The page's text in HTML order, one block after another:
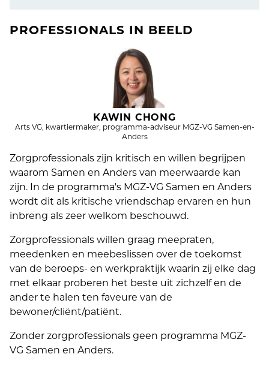
PROFESSIONALS IN BEELD
KAWIN CHONG
Arts VG, kwartiermaker, programma-adviseur MGZ-VG Samen-en-
Anders
Zorgprofessionals zijn kritisch en willen begrijpen
waarom Samen en Anders van meerwaarde kan
zijn. In de programma's MGZ-VG Samen en Anders
wordt dit als kritische vriendschap ervaren en hun
inbreng als zeer welkom beschouwd.
Zorgprofessionals willen graag meepraten,
meedenken en meebeslissen over de toekomst
van de beroeps- en werkpraktijk waarin zij elke dag
met elkaar proberen het beste uit zichzelf en de
ander te halen ten faveure van de
bewoner/cliënt/patiënt.
Zonder zorgprofessionals geen programma MGZ-
VG Samen en Anders.